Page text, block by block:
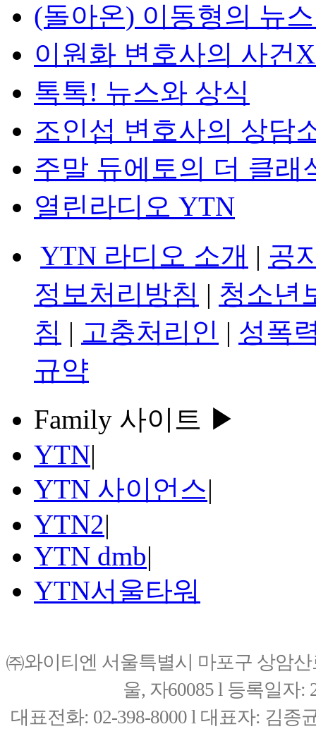
(돌아온) 이동형의 뉴
이원화 변호사의 사건
톡톡! 뉴스와 상식
조인섭 변호사의 상담
주말 듀에토의 더 클래
열린라디오 YTN
YTN 라디오 소개 | 공
정보처리방침 | 청소년
침 | 고충처리인 | 성폭
규약
Family 사이트 ▶
YTN|
YTN 사이언스|
YTN2|
YTN dmb|
YTN서울타워
㈜와이티엔 서울특별시 마포구 상암
울, 자60085 l 등록일자:
대표전화: 02-398-8000 l 대표자: 김종